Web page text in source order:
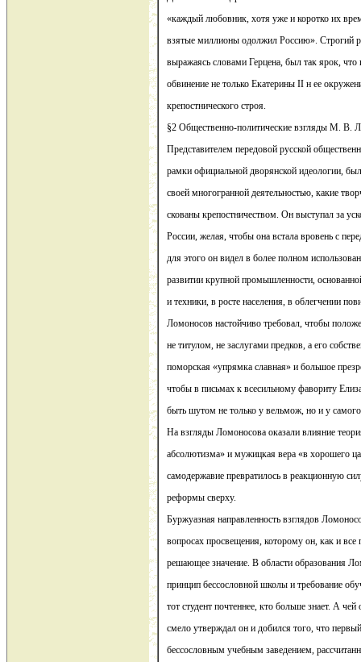
«каждый любовник, хотя уже и коротко их
взятые миллионы одолжил Россию». Строгий
выражаясь словами Герцена, был так ярок,
обвинение не только Екатерины II н ее
крепостнического строя.
§2 Общественно-политические взгляды М. В.
Представителем передовой русской
рамки официальной дворянской идеологии,
своей многогранной деятельностью, какие
скованы крепостничеством. Он выступал за
России, желая, чтобы она встала вровень с
для этого он видел в более полном
развитии крупной промышленности,
и техники, в росте населения, в облегчении
Ломоносов настойчиво требовал, чтобы
не титулом, не заслугами предков, а его
поморская «упрямка славная» и большое
чтобы в письмах к всесильному фавориту
быть шутом не только у вельмож, но и у
На взгляды Ломоносова оказали влияние
абсолютизма» и мужицкая вера «в хорошего
самодержавие превратилось в реакционную
реформы сверху.
Буржуазная направленность взглядов
вопросах просвещения, которому он, как и все
решающее значение. В области образования
принцип бессословной школы и требование
тот студент почтеннее, кто больше знает. А
смело утверждал он и добился того, что
бессословным учебным заведением,